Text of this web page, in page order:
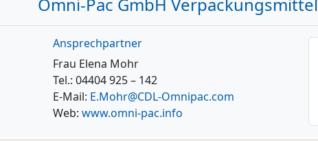
Ansprechpartner
Frau Elena Mohr
Tel.: 04404 925 – 142
E-Mail: E.Mohr@CDL-Omnipac.com
Web: www.omni-pac.info